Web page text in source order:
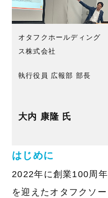
オタフクホールディング
ス株式会社
執行役員 広報部 部長
大内 康隆 氏
はじめに
2022年に創業100周年
を迎えたオタフクソー